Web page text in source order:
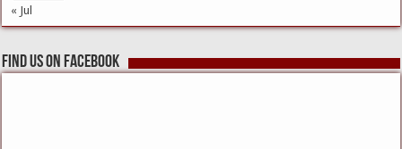
« Jul
Find us on Facebook